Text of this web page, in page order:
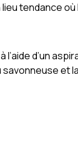
tendance
d’un
et